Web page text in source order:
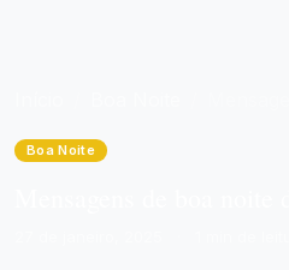
Boa Noite